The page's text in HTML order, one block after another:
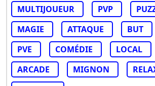
MULTIJOUEUR PVP
MAGIE
ATTAQUE BUT
PVE
COMÉDIE LOCAL
ARCADE
MIGNON